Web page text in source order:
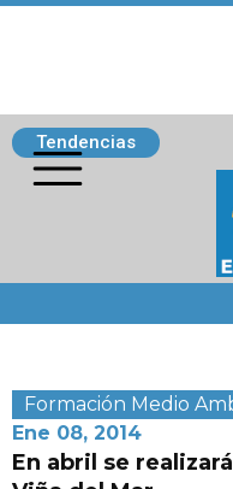
Tendencias
Formación Medio
Ene 08, 2014
En abril se